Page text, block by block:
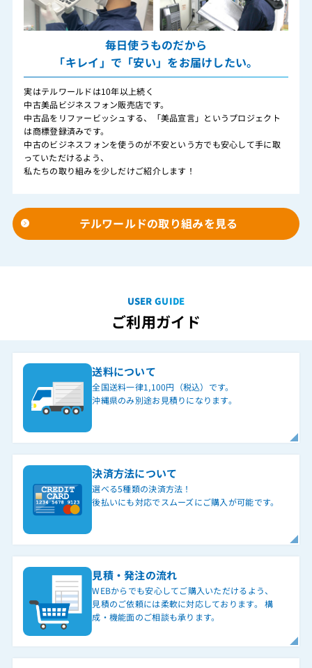
毎日使うものだから
「キレイ」で「安い」をお届けしたい。
実はテルワールドは10年以上続く
中古美品ビジネスフォン販売店です。
中古品をリファービッシュする、「美品宣言」というプロジェクト
は商標登録済みです。
中古のビジネスフォンを使うのが不安という方でも安心して手に取
っていただけるよう、
私たちの取り組みを少しだけご紹介します！
テルワールドの取り組みを見る
USER GUIDE
ご利用ガイド
送料について
全国送料一律1,100円（税込）です。
沖縄県のみ別途お見積りになります。
決済方法について
選べる5種類の決済方法！
後払いにも対応でスムーズにご購入が可能です。
見積・発注の流れ
WEBからでも安心してご購入いただけるよう、
見積のご依頼には柔軟に対応しております。 構
成・機能面のご相談も承ります。